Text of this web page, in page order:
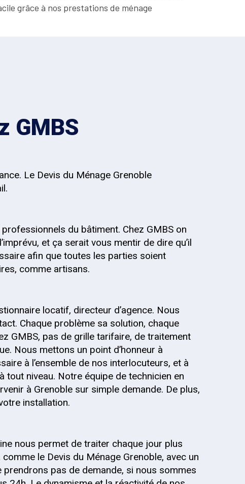
grâce à nos prestations de ménage
GMBS
Le Devis du Ménage Grenoble
du bâtiment. Chez GMBS on
et ça serait vous mentir de dire qu’il
afin que toutes les parties soient
comme artisans.
locatif, directeur d’agence. Nous
Chaque problème sa solution, chaque
GMBS, pas de grille tarifaire, de traitement
Nous mettons un point d’honneur à
à l’ensemble de nos interlocuteurs, et à
niveau. Notre équipe de technicien en
à Grenoble sur simple demande. De plus,
installation.
nous permet de traiter chaque jour plus
le Devis du Ménage Grenoble, avec un
pas de demande, si nous sommes